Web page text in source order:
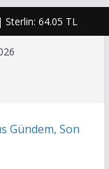
64.05 TL